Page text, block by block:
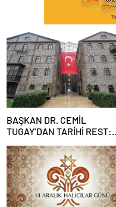
BAŞKAN DR. CEMİL
TUGAY’DAN TARİHİ REST:
ÇÖKTÜRMEM, HALKIN
HAKKINI KİMSEYE
YEDİRMEM!”